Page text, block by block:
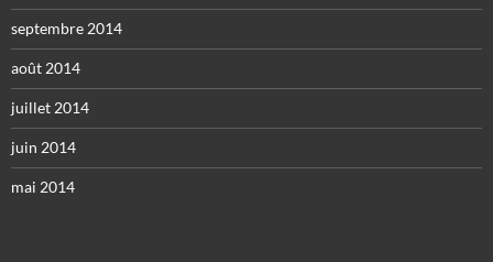
septembre 2014
août 2014
juillet 2014
juin 2014
mai 2014